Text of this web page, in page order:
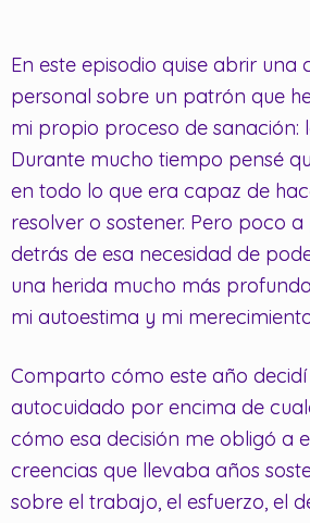
En este episodio quise abrir una
personal sobre un patrón que
mi propio proceso de sanación:
Durante mucho tiempo pensé
en todo lo que era capaz de
resolver o sostener. Pero poco
detrás de esa necesidad de
una herida mucho más
mi autoestima y mi
Comparto cómo este año
autocuidado por encima de
cómo esa decisión me obligó a
creencias que llevaba años
sobre el trabajo, el esfuerzo, el